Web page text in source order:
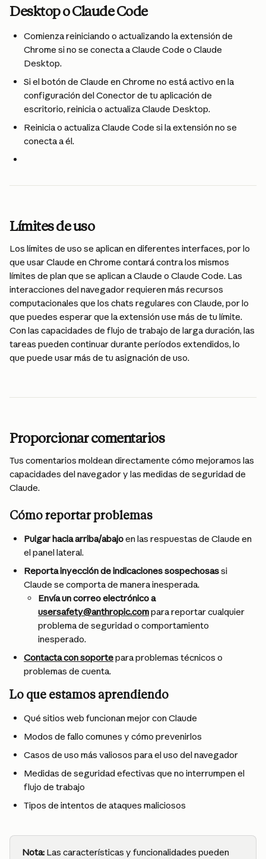
Desktop o Claude Code
Comienza reiniciando o actualizando la extensión de
Chrome si no se conecta a Claude Code o Claude
Desktop.
Si el botón de Claude en Chrome no está activo en la
configuración del Conector de tu aplicación de
escritorio, reinicia o actualiza Claude Desktop.
Reinicia o actualiza Claude Code si la extensión no se
conecta a él.
Límites de uso
Los límites de uso se aplican en diferentes interfaces, por lo
que usar Claude en Chrome contará contra los mismos
límites de plan que se aplican a Claude o Claude Code. Las
interacciones del navegador requieren más recursos
computacionales que los chats regulares con Claude, por lo
que puedes esperar que la extensión use más de tu límite.
Con las capacidades de flujo de trabajo de larga duración, las
tareas pueden continuar durante períodos extendidos, lo
que puede usar más de tu asignación de uso.
Proporcionar comentarios
Tus comentarios moldean directamente cómo mejoramos las
capacidades del navegador y las medidas de seguridad de
Claude.
Cómo reportar problemas
Pulgar hacia arriba/abajo en las respuestas de Claude en
el panel lateral.
Reporta inyección de indicaciones sospechosas si
Claude se comporta de manera inesperada.
Envía un correo electrónico a
usersafety@anthropic.com para reportar cualquier
problema de seguridad o comportamiento
inesperado.
Contacta con soporte para problemas técnicos o
problemas de cuenta.
Lo que estamos aprendiendo
Qué sitios web funcionan mejor con Claude
Modos de fallo comunes y cómo prevenirlos
Casos de uso más valiosos para el uso del navegador
Medidas de seguridad efectivas que no interrumpen el
flujo de trabajo
Tipos de intentos de ataques maliciosos
Nota: Las características y funcionalidades pueden